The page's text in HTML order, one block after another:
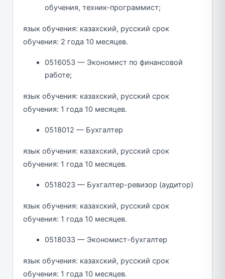
обучения, техник-программист;
язык обучения: казахский, русский срок
обучения: 2 года 10 месяцев.
0516053 — Экономист по финансовой
работе;
язык обучения: казахский, русский срок
обучения: 1 года 10 месяцев.
0518012 — Бухгалтер
язык обучения: казахский, русский срок
обучения: 1 года 10 месяцев.
0518023 — Бухгалтер-ревизор (аудитор)
язык обучения: казахский, русский срок
обучения: 1 года 10 месяцев.
0518033 — Экономист-бухгалтер
язык обучения: казахский, русский срок
обучения: 1 года 10 месяцев.